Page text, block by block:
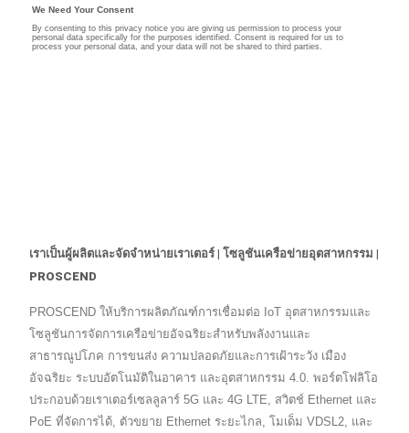
เราเป็นผู้ผลิตและจัดจำหน่ายเราเตอร์ | โซลูชันเครือข่ายอุตสาหกรรม |
PROSCEND
PROSCEND ให้บริการผลิตภัณฑ์การเชื่อมต่อ IoT อุตสาหกรรมและ
โซลูชันการจัดการเครือข่ายอัจฉริยะสำหรับพลังงานและ
สาธารณูปโภค การขนส่ง ความปลอดภัยและการเฝ้าระวัง เมือง
อัจฉริยะ ระบบอัตโนมัติในอาคาร และอุตสาหกรรม 4.0. พอร์ตโฟลิโอ
ประกอบด้วยเราเตอร์เซลลูลาร์ 5G และ 4G LTE, สวิตช์ Ethernet และ
PoE ที่จัดการได้, ตัวขยาย Ethernet ระยะไกล, โมเด็ม VDSL2, และ